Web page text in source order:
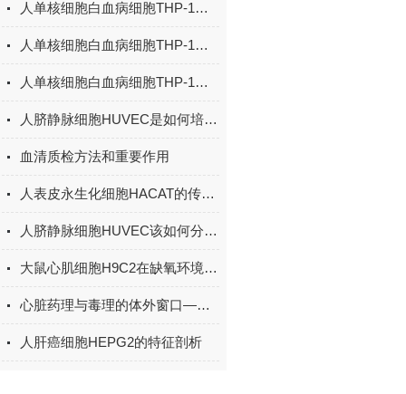
人单核细胞白血病细胞THP-1的可逆分化特性与免疫炎症研究应用
人单核细胞白血病细胞THP-1在生物医学研究中的应用
人单核细胞白血病细胞THP-1为开发新型治疗策略提供理论依据
人脐静脉细胞HUVEC是如何培育而来的？
血清质检方法和重要作用
人表皮永生化细胞HACAT的传代方法都有哪些？
人脐静脉细胞HUVEC该如何分析检测？
大鼠心肌细胞H9C2在缺氧环境下的调节机制研究
心脏药理与毒理的体外窗口——大鼠心肌细胞H9C2特性与心血管药物筛选应用
人肝癌细胞HEPG2的特征剖析